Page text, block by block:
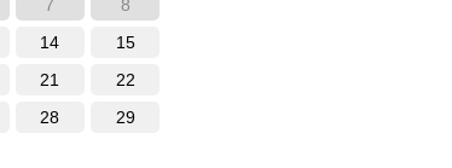
7
8
14
15
21
22
28
29